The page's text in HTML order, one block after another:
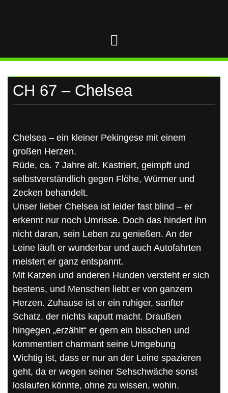
CH 67 – Chelsea
Chelsea – ein kleiner Pekingese mit einem
großen Herzen.
Rüde, ca. 7 Jahre alt. Kastriert, geimpft und
selbstverständlich gegen Flöhe, Würmer und
Zecken behandelt.
Unser lieber Chelsea ist leider fast blind – er
erkennt nur noch Umrisse. Doch das hindert ihn
nicht daran, sein Leben zu genießen. An der
Leine läuft er wunderbar und auch Autofahrten
meistert er ganz entspannt.
Mit Katzen und anderen Hunden versteht er sich
bestens, und Menschen liebt er von ganzem
Herzen. Zuhause ist er ein ruhiger, sanfter
Schatz, der nichts kaputt macht. Draußen
hingegen „erzählt“ er gern ein bisschen und
kommentiert charmant seine Umgebung
Wichtig ist, dass er nur an der Leine spazieren
geht, da er wegen seiner Sehschwäche sonst
loslaufen könnte, ohne zu wissen, wohin.